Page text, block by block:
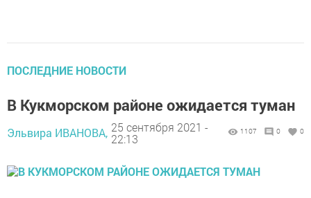
ПОСЛЕДНИЕ НОВОСТИ
В Кукморском районе ожидается туман
Эльвира ИВАНОВА, 25 сентября 2021 -
22:13
1107 0 0